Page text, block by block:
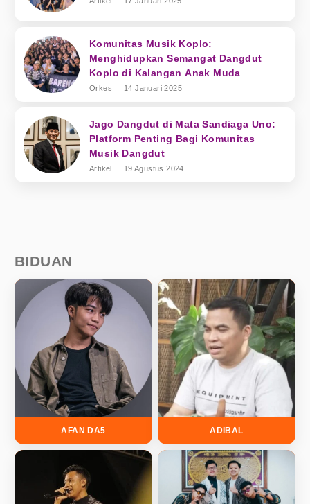
Komunitas Musik Koplo:
Menghidupkan Semangat Dangdut
Koplo di Kalangan Anak Muda
Orkes 14 Januari 2025
Jago Dangdut di Mata Sandiaga Uno:
Platform Penting Bagi Komunitas
Musik Dangdut
Artikel 19 Agustus 2024
BIDUAN
AFAN DA5 ADIBAL